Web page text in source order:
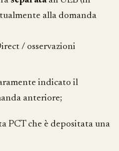
alla domanda
/ osservazioni
indicato il
anteriore;
PCT che è depositata una